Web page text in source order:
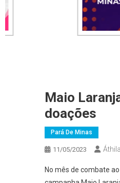
Maio
doações
Pará De Minas
11/05/2023 Áthila
No mês de combate